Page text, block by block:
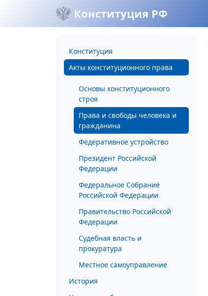
Конституция РФ
Конституция
Акты конституционного права
Основы конституционного
строя
Права и свободы человека и
гражданина
Федеративное устройство
Президент Российской
Федерации
Федеральное Собрание
Российской Федерации
Правительство Российской
Федерации
Судебная власть и
прокуратура
Местное самоуправление
История